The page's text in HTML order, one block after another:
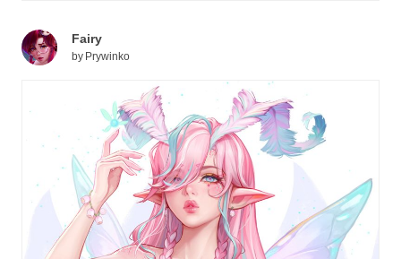
Fairy
by Prywinko